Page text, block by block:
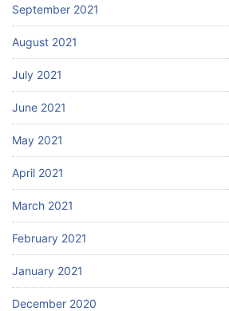
September 2021
August 2021
July 2021
June 2021
May 2021
April 2021
March 2021
February 2021
January 2021
December 2020